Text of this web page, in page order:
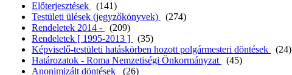
Előterjesztések
(141)
Testületi ülések (jegyzőkönyvek)
(274)
Rendeletek 2014 -
(209)
Rendeletek [ 1995-2013 ]
(35)
Képviselő-testületi hatáskörben hozott polgármesteri döntések
(24)
Határozatok - Roma Nemzetiségi Önkormányzat
(45)
Anonimizált döntések
(26)